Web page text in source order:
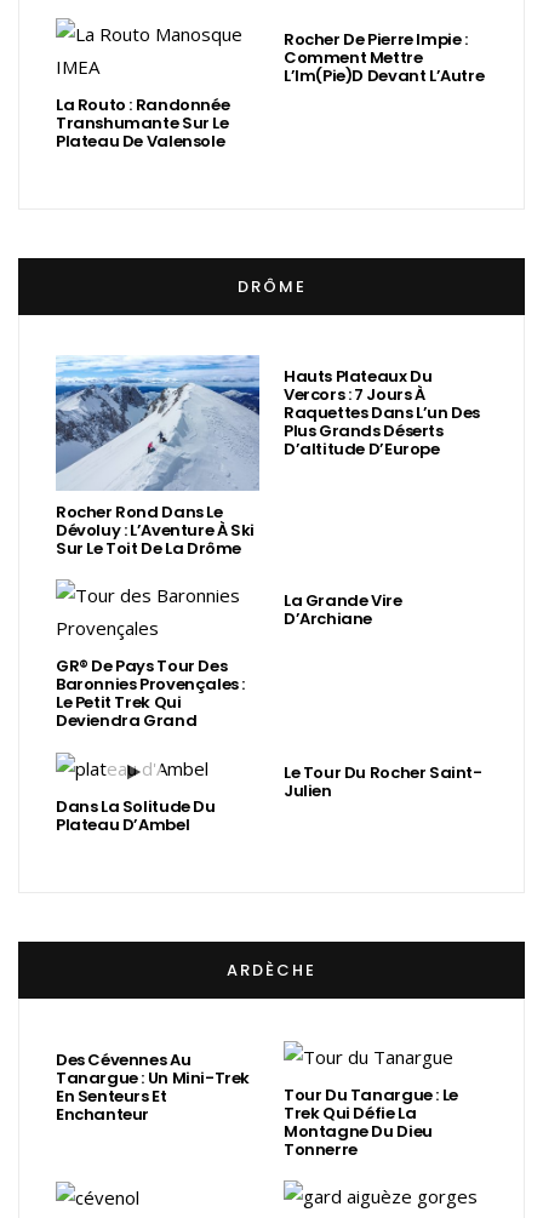
La Routo : Randonnée
Transhumante Sur Le
Plateau De Valensole
Rocher De Pierre Impie :
Comment Mettre
L’Im(Pie)d Devant L’Autre
DRÔME
Rocher Rond Dans Le
Dévoluy : L’Aventure À Ski
Sur Le Toit De La Drôme
Hauts Plateaux Du
Vercors : 7 Jours À
Raquettes Dans L’un Des
Plus Grands Déserts
D’altitude D’Europe
GR® De Pays Tour Des
Baronnies Provençales :
Le Petit Trek Qui
Deviendra Grand
La Grande Vire
D’Archiane
Dans La Solitude Du
Plateau D’Ambel
Le Tour Du Rocher Saint-
Julien
ARDÈCHE
Des Cévennes Au
Tanargue : Un Mini-Trek
En Senteurs Et
Enchanteur
Tour Du Tanargue : Le
Trek Qui Défie La
Montagne Du Dieu
Tonnerre